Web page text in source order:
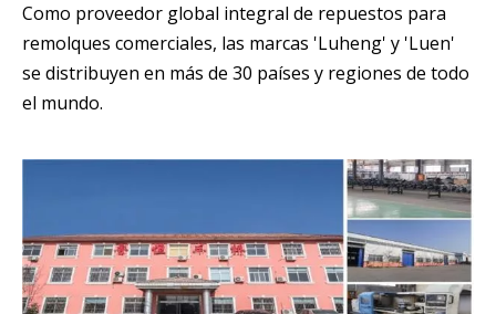
Como proveedor global integral de repuestos para
remolques comerciales, las marcas 'Luheng' y 'Luen'
se distribuyen en más de 30 países y regiones de todo
el mundo.